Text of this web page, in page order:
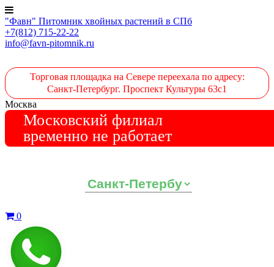
"Фавн" Питомник хвойных растений в СПб
+7(812) 715-22-22
info@favn-pitomnik.ru
Торговая площадка на Севере переехала по адресу:
Санкт-Петербург. Проспект Культуры 63с1
Москва
Московский филиал
временно не работает
0